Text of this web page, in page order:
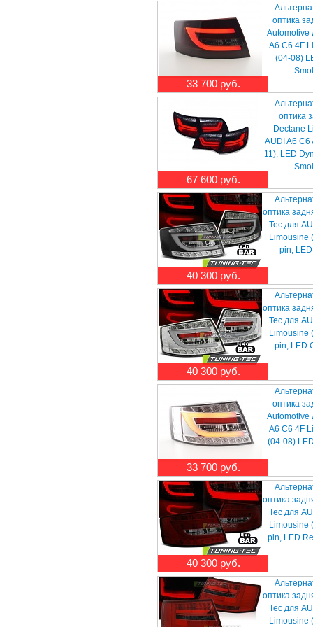
33 700 руб.
оптика
Automotive
A6 C6 4F
(04-08)
67 600 руб.
оптика
Dectane
AUDI A6 C6
11), LED
40 300 руб.
оптика
Tec для
Limousine
pin,
40 300 руб.
оптика
Tec для
Limousine
pin, LED
33 700 руб.
оптика
Automotive
A6 C6 4F
(04-08)
40 300 руб.
оптика
Tec для
Limousine
pin, LED
оптика
Tec для
Limousine